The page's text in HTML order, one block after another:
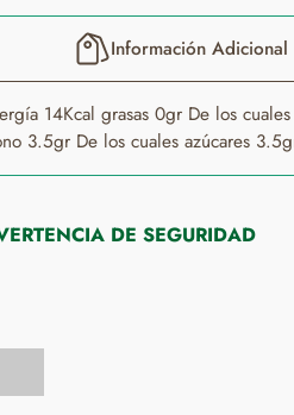
Información Adicional
14Kcal grasas 0gr De los
3.5gr De los cuales azúcares
DE SEGURIDAD